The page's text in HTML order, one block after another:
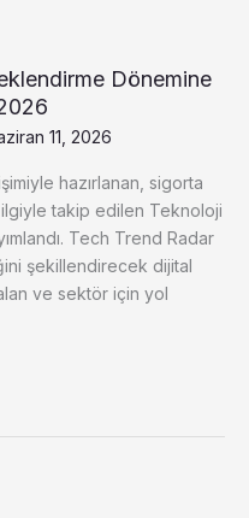
Dönemine
11, 2026
hazırlanan, sigorta
takip edilen Teknoloji
Tech Trend Radar
şekillendirecek dijital
ve sektör için yol